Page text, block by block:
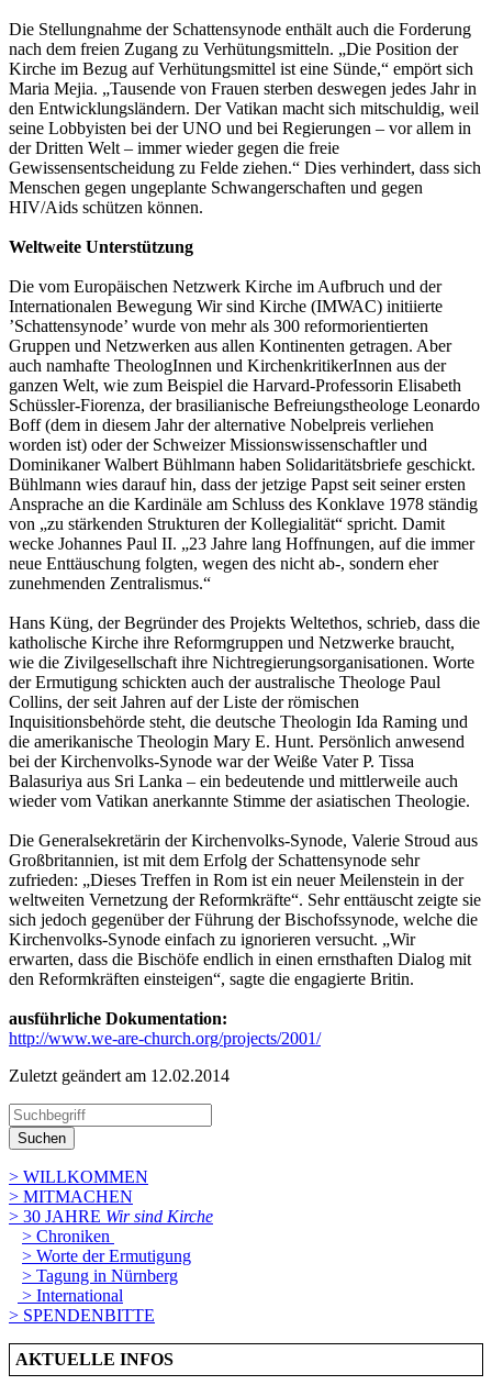
Die Stellungnahme der Schattensynode enthält auch die Forderung
nach dem freien Zugang zu Verhütungsmitteln. „Die Position der
Kirche im Bezug auf Verhütungsmittel ist eine Sünde,“ empört sich
Maria Mejia. „Tausende von Frauen sterben deswegen jedes Jahr in
den Entwicklungsländern. Der Vatikan macht sich mitschuldig, weil
seine Lobbyisten bei der UNO und bei Regierungen – vor allem in
der Dritten Welt – immer wieder gegen die freie
Gewissensentscheidung zu Felde ziehen.“ Dies verhindert, dass sich
Menschen gegen ungeplante Schwangerschaften und gegen
HIV/Aids schützen können.
Weltweite Unterstützung
Die vom Europäischen Netzwerk Kirche im Aufbruch und der
Internationalen Bewegung Wir sind Kirche (IMWAC) initiierte
’Schattensynode’ wurde von mehr als 300 reformorientierten
Gruppen und Netzwerken aus allen Kontinenten getragen. Aber
auch namhafte TheologInnen und KirchenkritikerInnen aus der
ganzen Welt, wie zum Beispiel die Harvard-Professorin Elisabeth
Schüssler-Fiorenza, der brasilianische Befreiungstheologe Leonardo
Boff (dem in diesem Jahr der alternative Nobelpreis verliehen
worden ist) oder der Schweizer Missionswissenschaftler und
Dominikaner Walbert Bühlmann haben Solidaritätsbriefe geschickt.
Bühlmann wies darauf hin, dass der jetzige Papst seit seiner ersten
Ansprache an die Kardinäle am Schluss des Konklave 1978 ständig
von „zu stärkenden Strukturen der Kollegialität“ spricht. Damit
wecke Johannes Paul II. „23 Jahre lang Hoffnungen, auf die immer
neue Enttäuschung folgten, wegen des nicht ab-, sondern eher
zunehmenden Zentralismus.“
Hans Küng, der Begründer des Projekts Weltethos, schrieb, dass die
katholische Kirche ihre Reformgruppen und Netzwerke braucht,
wie die Zivilgesellschaft ihre Nichtregierungsorganisationen. Worte
der Ermutigung schickten auch der australische Theologe Paul
Collins, der seit Jahren auf der Liste der römischen
Inquisitionsbehörde steht, die deutsche Theologin Ida Raming und
die amerikanische Theologin Mary E. Hunt. Persönlich anwesend
bei der Kirchenvolks-Synode war der Weiße Vater P. Tissa
Balasuriya aus Sri Lanka – ein bedeutende und mittlerweile auch
wieder vom Vatikan anerkannte Stimme der asiatischen Theologie.
Die Generalsekretärin der Kirchenvolks-Synode, Valerie Stroud aus
Großbritannien, ist mit dem Erfolg der Schattensynode sehr
zufrieden: „Dieses Treffen in Rom ist ein neuer Meilenstein in der
weltweiten Vernetzung der Reformkräfte“. Sehr enttäuscht zeigte sie
sich jedoch gegenüber der Führung der Bischofssynode, welche die
Kirchenvolks-Synode einfach zu ignorieren versucht. „Wir
erwarten, dass die Bischöfe endlich in einen ernsthaften Dialog mit
den Reformkräften einsteigen“, sagte die engagierte Britin.
ausführliche Dokumentation:
http://www.we-are-church.org/projects/2001/
Zuletzt geändert am 12­.02.2014
Suchen
> WILLKOMMEN
> MITMACHEN
> 30 JAHRE Wir sind Kirche
> Chroniken
> Worte der Ermutigung
> Tagung in Nürnberg
> International
> SPENDENBITTE
AKTUELLE INFOS